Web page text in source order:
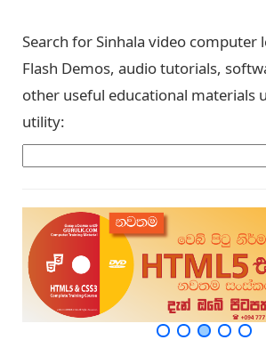
Search for Sinhala video computer
Flash Demos, audio tutorials,
other useful educational materials
utility: